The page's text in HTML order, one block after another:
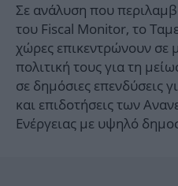
Σε ανάλυση που
του Fiscal Monitor, το
χώρες επικεντρώνουν σε
πολιτική τους για τη
σε δημόσιες επενδύσεις
και επιδοτήσεις των
Ενέργειας με υψηλό